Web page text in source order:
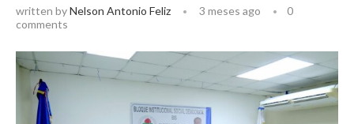
written byNelson Antonio Feliz 3 meses ago
0
comments